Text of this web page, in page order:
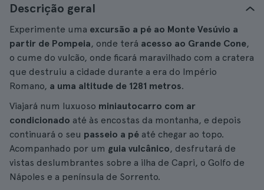
Descrição geral
Experimente uma excursão a pé ao Monte Vesúvio a
partir de Pompeia, onde terá acesso ao Grande Cone,
o cume do vulcão, onde ficará maravilhado com a cratera
que destruiu a cidade durante a era do Império
Romano, a uma altitude de 1281 metros.
Viajará num luxuoso miniautocarro com ar
condicionado até às encostas da montanha, e depois
continuará o seu passeio a pé até chegar ao topo.
Acompanhado por um guia vulcânico, desfrutará de
vistas deslumbrantes sobre a ilha de Capri, o Golfo de
Nápoles e a península de Sorrento.